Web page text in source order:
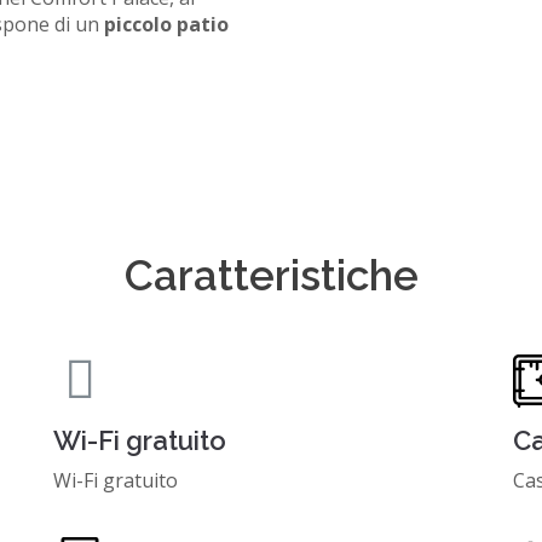
di un piccolo patio
Caratteristiche
Wi-Fi gratuito
Wi-Fi gratuito